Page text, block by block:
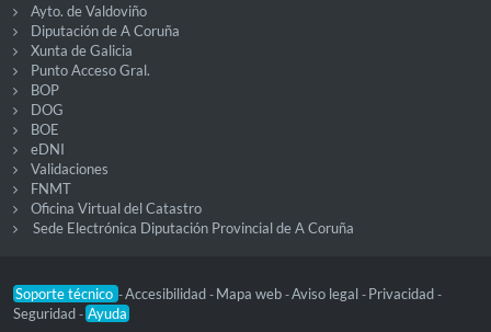
Ayto. de Valdoviño
Diputación de A Coruña
Xunta de Galicia
Punto Acceso Gral.
BOP
DOG
BOE
eDNI
Validaciones
FNMT
Oficina Virtual del Catastro
Sede Electrónica Diputación Provincial de A Coruña
Soporte técnico -Accesibilidad - Mapa web -Aviso legal - Privacidad -
Seguridad - Ayuda